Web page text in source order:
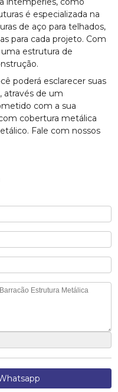
é especializada na
de aço para telhados,
para cada projeto. Com
estrutura de
poderá esclarecer suas
através de um
com a sua
cobertura metálica
Fale com nossos